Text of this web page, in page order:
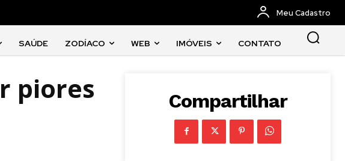
Meu Cadastro
SAÚDE ZODÍACO WEB IMÓVEIS CONTATO
piores
Compartilhar